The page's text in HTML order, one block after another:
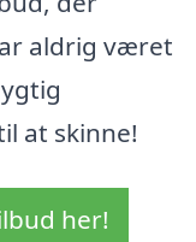
aldrig været
at skinne!
her!